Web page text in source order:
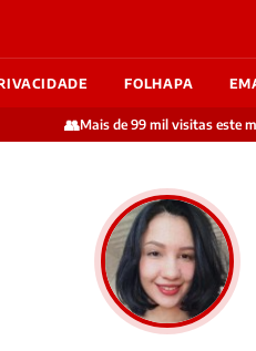
FOLHAPA
👥Mais de 99 mil visitas este